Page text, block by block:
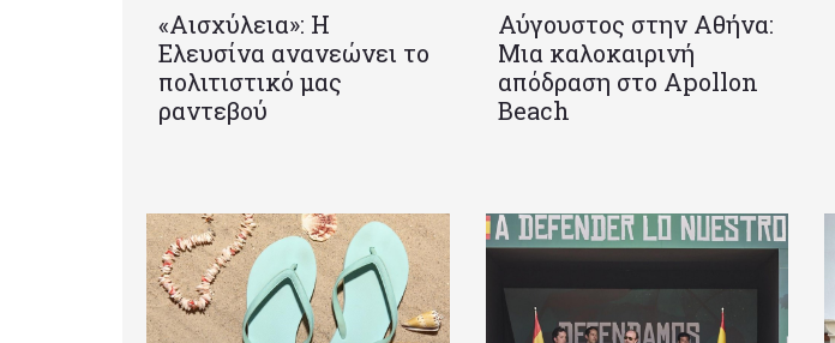
«Αισχύλεια»: Η
Ελευσίνα ανανεώνει το
πολιτιστικό μας
ραντεβού
Αύγουστος στην Αθήνα:
Μια καλοκαιρινή
απόδραση στο Apollon
Beach